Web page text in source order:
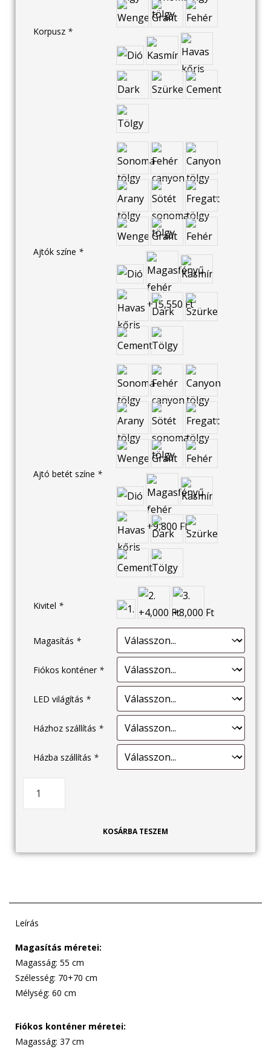
Korpusz *
Ajtók színe *
Ajtó betét színe *
Kivitel *
Magasítás *
Fiókos konténer *
LED világítás *
Házhoz szállítás *
Házba szállítás *
KOSÁRBA TESZEM
Leírás
Magasítás méretei:
Magasság: 55 cm
Szélesség: 70+70 cm
Mélység: 60 cm
Fiókos konténer méretei:
Magasság: 37 cm